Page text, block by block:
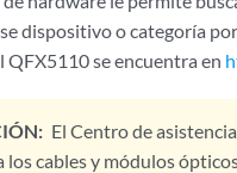
dispositivo o categoría
QFX5110 se encuentra en
El Centro de
cables y módulos